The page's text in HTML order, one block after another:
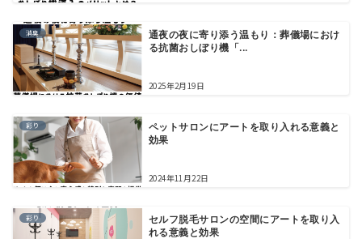
消臭
通夜の夜に寄り添う温もり：葬儀場におけ
る抗菌おしぼり機「...
2025年2月19日
彩り
ペットサロンにアートを取り入れる意義と
効果
2024年11月22日
彩り
セルフ脱毛サロンの空間にアートを取り入
れる意義と効果